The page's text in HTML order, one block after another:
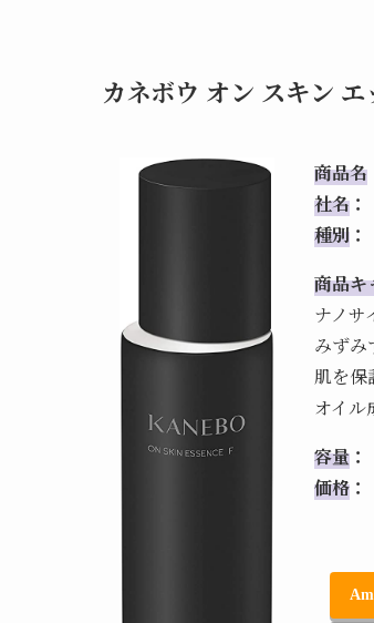
カネボウ オン スキン
商品名
社名 ：
種別 ：
商品キ
ナノサ
みずみ
肌を保
オイル
容量 ：
価格 ：